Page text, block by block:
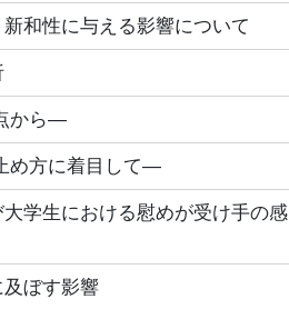
和性に与える影響について
から―
め方に着目して―
学生における慰めが受け手の感
ぼす影響